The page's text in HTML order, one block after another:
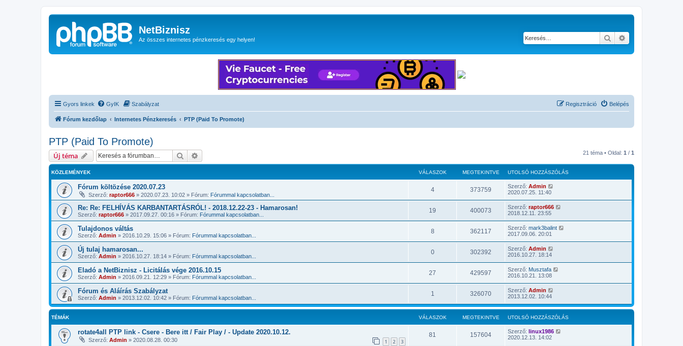
NetBiznisz
Az összes internetes pénzkeresés egy helyen! Keresés
Gyors linkek GyIK Szabályzat Belépés
Regisztráció
Fórum kezdőlap Internetes Pénzkeresés PTP (Paid To Promote)
PTP (Paid To Promote)
Új téma Keresés 21 téma • Oldal: 1 / 1
KÖZLEMÉNYEK VÁLASZOK MEGTEKINTVE UTOLSÓ HOZZÁSZÓLÁS
Fórum költözése 2020.07.23
Szerző: raptor666 » 2020.07.23. 10:02 » Fórum: Fórummal kapcsolatban...
4 373759 Szerző: Admin
2020.07.25. 11:40
Re: Re: FELHÍVÁS KARBANTARTÁSRÓL! - 2018.12.22-23 - Hamarosan!
Szerző: raptor666 » 2017.09.27. 00:16 » Fórum: Fórummal kapcsolatban...
19 400073 Szerző: raptor666
2018.12.11. 23:55
Tulajdonos váltás
Szerző: Admin » 2016.10.29. 15:06 » Fórum: Fórummal kapcsolatban...
8 362117 Szerző: mark3balint
2017.09.06. 20:01
Új tulaj hamarosan...
Szerző: Admin » 2016.10.27. 18:14 » Fórum: Fórummal kapcsolatban...
0 302392 Szerző: Admin
2016.10.27. 18:14
Eladó a NetBiznisz - Licitálás vége 2016.10.15
Szerző: Admin » 2016.09.21. 12:29 » Fórum: Fórummal kapcsolatban...
27 429597 Szerző: Musztafa
2016.10.21. 13:08
Fórum és Aláírás Szabályzat
Szerző: Admin » 2013.12.02. 10:42 » Fórum: Fórummal kapcsolatban...
1 326070 Szerző: Admin
2013.12.02. 10:44
TÉMÁK VÁLASZOK MEGTEKINTVE UTOLSÓ HOZZÁSZÓLÁS
rotate4all PTP link - Csere - Bere itt / Fair Play / - Update 2020.10.12.
Szerző: Admin » 2020.08.28. 00:30 1 2 3
81 157604 Szerző: linux1986
2020.12.13. 14:02